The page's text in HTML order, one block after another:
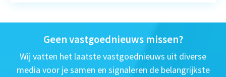
Geen vastgoednieuws missen?
Wij vatten het laatste vastgoednieuws uit diverse
media voor je samen en signaleren de belangrijkste